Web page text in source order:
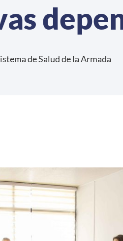
de Salud de la Armada